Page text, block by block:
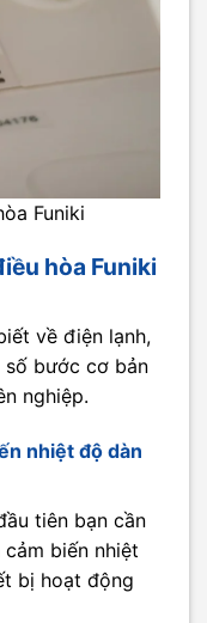
Funiki
hòa Funiki
về điện lạnh,
bước cơ bản
nghiệp.
nhiệt độ dàn
tiên bạn cần
biến nhiệt
bị hoạt động